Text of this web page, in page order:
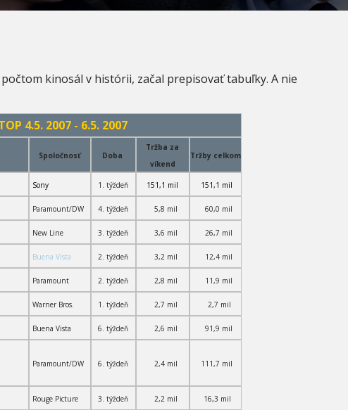
kinosál v histórii, začal prepisovať tabuľky. A nie
4.5. 2007 - 6.5. 2007
Spoločnosť Doba
Tržba za
víkend
Tržby celkom
Sony 1. týždeň 151,1 mil 151,1 mil
Paramount/DW 4. týždeň 5,8 mil 60,0 mil
New Line 3. týždeň 3,6 mil 26,7 mil
Buena Vista 2. týždeň 3,2 mil 12,4 mil
Paramount 2. týždeň 2,8 mil 11,9 mil
Warner Bros. 1. týždeň 2,7 mil 2,7 mil
Buena Vista 6. týždeň 2,6 mil 91,9 mil
Paramount/DW 6. týždeň 2,4 mil 111,7 mil
Rouge Picture 3. týždeň 2,2 mil 16,3 mil